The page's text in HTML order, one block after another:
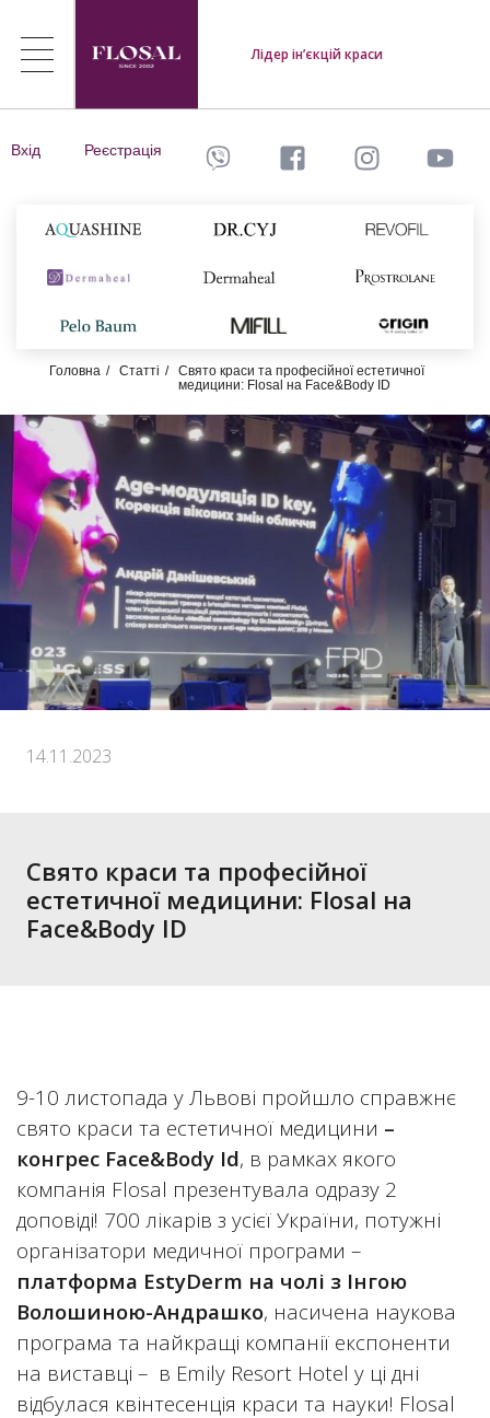
Лідер ін’єкцій краси
Вхід Реєстрація
Головна Статті
Свято краси та професійної естетичної
медицини: Flosal на Face&Body ID
14.11.2023
Свято краси та професійної
естетичної медицини: Flosal на
Face&Body ID
9-10 листопада у Львові пройшло справжнє
свято краси та естетичної медицини –
конгрес Face&Body Id, в рамках якого
компанія Flosal презентувала одразу 2
доповіді! 700 лікарів з усієї України, потужні
організатори медичної програми –
платформа EstyDerm на чолі з Інгою
Волошиною-Андрашко, насичена наукова
програма та найкращі компанії експоненти
на виставці – в Emily Resort Hotel у ці дні
відбулася квінтесенція краси та науки! Flosal